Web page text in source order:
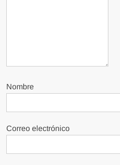
Nombre
Correo electrónico